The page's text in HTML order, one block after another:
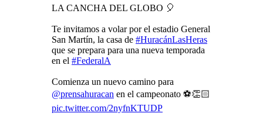
LA CANCHA DEL GLOBO 🎈
Te invitamos a volar por el estadio General
San Martín, la casa de #HuracánLasHeras
que se prepara para una nueva temporada
en el #FederalA
Comienza un nuevo camino para
@prensahuracan en el campeonato ⚽️👏🏻
pic.twitter.com/2nyfnKTUDP